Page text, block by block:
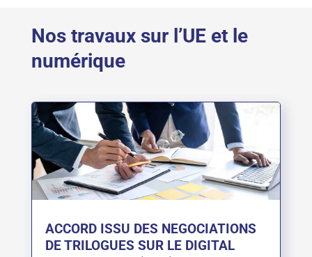
Nos travaux sur l’UE et le
numérique
ACCORD ISSU DES NEGOCIATIONS
DE TRILOGUES SUR LE DIGITAL